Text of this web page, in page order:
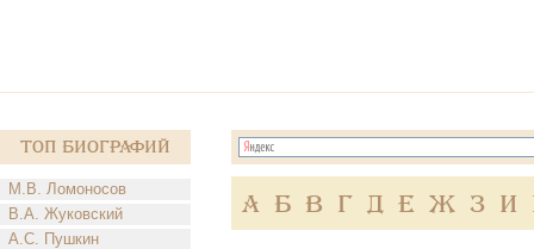
Топ Биографий
М.В. Ломоносов
В.А. Жуковский
А.С. Пушкин
А Б В Г Д Е Ж З И